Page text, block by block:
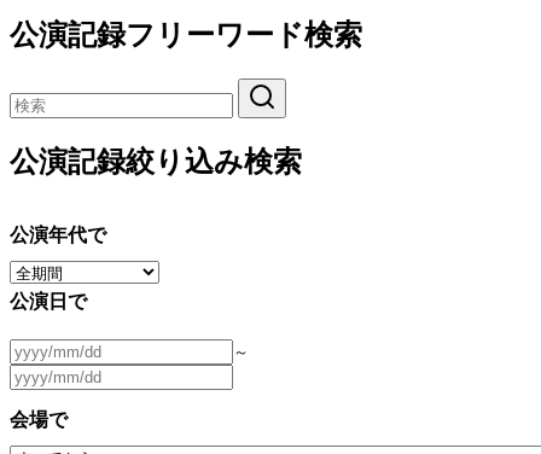
公演記録フリーワード検索
公演記録絞り込み検索
公演年代で
公演日で
～
会場で